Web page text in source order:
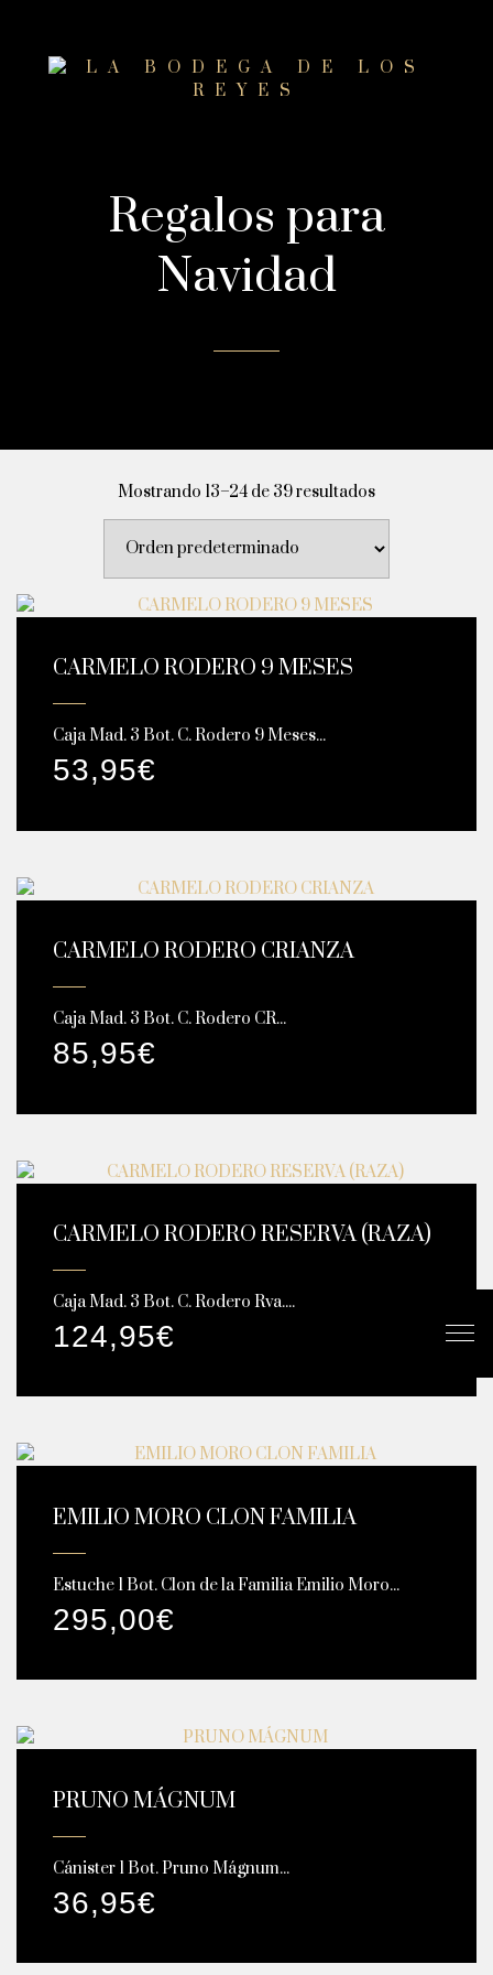
Regalos para
Navidad
Mostrando 13–24 de 39 resultados
CARMELO RODERO 9 MESES
Caja Mad. 3 Bot. C. Rodero 9 Meses...
53,95€
CARMELO RODERO CRIANZA
Caja Mad. 3 Bot. C. Rodero CR...
85,95€
CARMELO RODERO RESERVA (RAZA)
Caja Mad. 3 Bot. C. Rodero Rva....
124,95€
EMILIO MORO CLON FAMILIA
Estuche 1 Bot. Clon de la Familia Emilio Moro...
295,00€
PRUNO MÁGNUM
Cánister 1 Bot. Pruno Mágnum...
36,95€